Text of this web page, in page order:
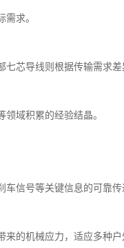
求。
芯导线则根据传输需求
域积累的经验结晶。
信号等关键信息的可靠
的机械应力，适应多种户